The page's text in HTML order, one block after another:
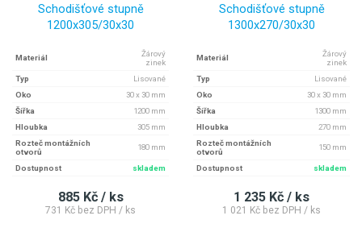
Schodišťové stupně
1200x305/30x30
Materiál
Žárový
zinek
Typ
Lisované
Oko
30 x 30 mm
Šířka
1200 mm
Hloubka
305 mm
Rozteč montážních
otvorů
180 mm
Dostupnost skladem
885 Kč / ks
731 Kč bez DPH / ks
Schodišťové stupně
1300x270/30x30
Materiál
Žárový
zinek
Typ
Lisované
Oko
30 x 30 mm
Šířka
1300 mm
Hloubka
270 mm
Rozteč montážních
otvorů
150 mm
Dostupnost skladem
1 235 Kč / ks
1 021 Kč bez DPH / ks